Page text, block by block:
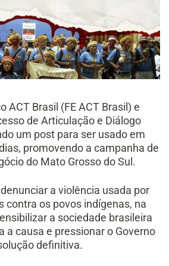
ACT Brasil (FE ACT Brasil) e
de Articulação e Diálogo
um post para ser usado em
promovendo a campanha de
do Mato Grosso do Sul.
a violência usada por
contra os povos indígenas, na
a sociedade brasileira
a causa e pressionar o Governo
definitiva.